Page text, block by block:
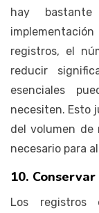
hay
registros, el
reducir
esenciales
necesiten. Esto
del volumen de
necesario para
10.
Los